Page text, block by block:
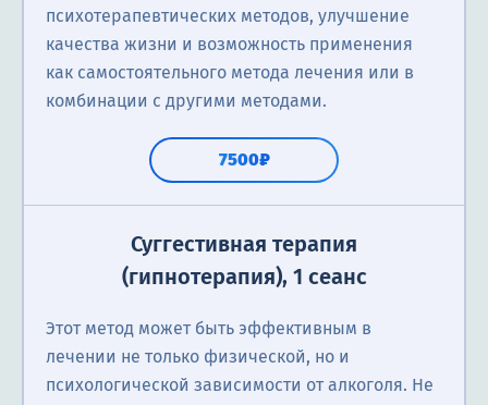
психотерапевтических методов, улучшение
качества жизни и возможность применения
как самостоятельного метода лечения или в
комбинации с другими методами.
7500₽
Суггестивная терапия
(гипнотерапия), 1 сеанс
Этот метод может быть эффективным в
лечении не только физической, но и
психологической зависимости от алкоголя. Не